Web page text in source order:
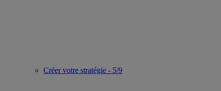
Créer votre stratégie - 5/9